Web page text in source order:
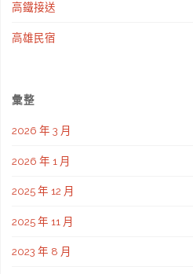
高鐵接送
高雄民宿
彙整
2026 年 3 月
2026 年 1 月
2025 年 12 月
2025 年 11 月
2023 年 8 月